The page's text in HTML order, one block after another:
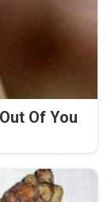
Of You